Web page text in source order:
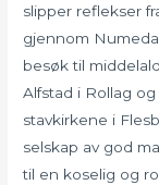
slipper reflekser
gjennom
besøk til
Alfstad i Rollag
stavkirkene i
selskap av god
til en koselig og